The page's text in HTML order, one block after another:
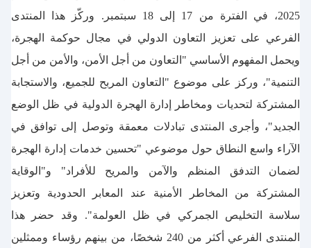
2025، في الفترة من 17 إلى 18 سبتمبر. وركّز هذا المنتدى
الفرعي على تعزيز التعاون الدولي في مجال حوكمة الهجرة،
ويحمل المفهوم الأساسي "التعاون من أجل الأمن، والأمن من أجل
التنمية"، وركز على موضوع "التعاون المربح للجميع، والاستجابة
المشتركة لتحديات ومخاطر إدارة الهجرة الدولية في ظل الوضع
الجديد"، وأجرى المنتدى تبادلات معمقة وتوصل إلى توافق في
الآراء واسع النطاق حول موضوعي "تحسين خدمات إدارة الهجرة
لضمان التدفق المنظم والآمن والمريح للأفراد" و"الوقاية
المشتركة من المخاطر الأمنية عند المعابر الحدودية وتعزيز
سلاسة التخليص الجمركي في ظل العولمة". وقد حضر هذا
المنتدى الفرعي أكثر من 240 شخصًا، من بينهم رؤساء وممثلين